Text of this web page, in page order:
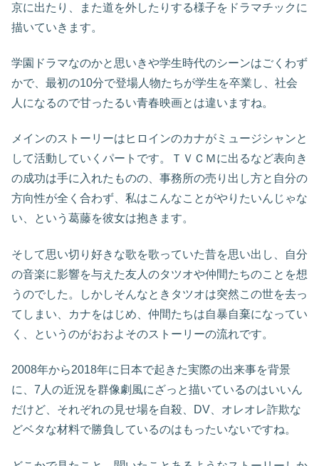
京に出たり、また道を外したりする様子をドラマチックに
描いていきます。
学園ドラマなのかと思いきや学生時代のシーンはごくわず
かで、最初の10分で登場人物たちが学生を卒業し、社会
人になるので甘ったるい青春映画とは違いますね。
メインのストーリーはヒロインのカナがミュージシャンと
して活動していくパートです。ＴＶＣＭに出るなど表向き
の成功は手に入れたものの、事務所の売り出し方と自分の
方向性が全く合わず、私はこんなことがやりたいんじゃな
い、という葛藤を彼女は抱きます。
そして思い切り好きな歌を歌っていた昔を思い出し、自分
の音楽に影響を与えた友人のタツオや仲間たちのことを想
うのでした。しかしそんなときタツオは突然この世を去っ
てしまい、カナをはじめ、仲間たちは自暴自棄になってい
く、というのがおおよそのストーリーの流れです。
2008年から2018年に日本で起きた実際の出来事を背景
に、7人の近況を群像劇風にざっと描いているのはいいん
だけど、それぞれの見せ場を自殺、DV、オレオレ詐欺な
どベタな材料で勝負しているのはもったいないですね。